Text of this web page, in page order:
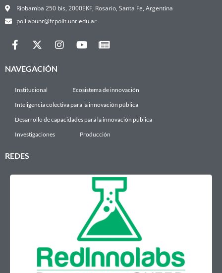
Riobamba 250 bis, 2000EKF, Rosario, Santa Fe, Argentina
polilabunr@fcpolit.unr.edu.ar
NAVEGACIÓN
Institucional
Ecosistema de innovación
Inteligencia colectiva para la innovación pública
Desarrollo de capacidades para la innovación pública
Investigaciones
Producción
REDES